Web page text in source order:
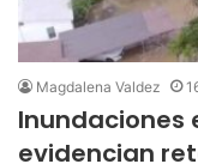
Magdalena Valdez
Inundaciones
evidencian